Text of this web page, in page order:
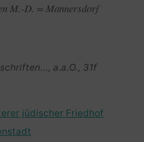
M.-D. = Mannersdorf
a.a.O., 31f
jüdischer Friedhof